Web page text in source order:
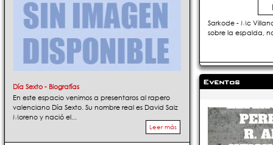
Día Sexto - Biografías
En este espacio venimos a presentaros al rapero
valenciano Día Sexto. Su nombre real es David Saiz
Moreno y nació el...
Leer más
Sarkode - Mc
sobre la espalda,
Eventos